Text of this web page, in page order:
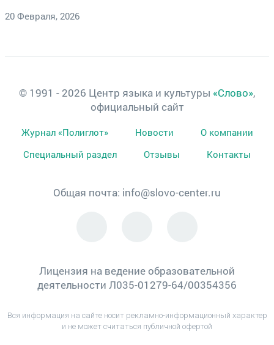
20 Февраля, 2026
© 1991 - 2026 Центр языка и культуры «Слово»,
официальный сайт
Журнал «Полиглот» Новости
О компании
Специальный раздел
Отзывы Контакты
Общая почта: info@slovo-center.ru
Лицензия на ведение образовательной
деятельности Л035-01279-64/00354356
Вся информация на сайте носит рекламно-информационный характер
и не может считаться публичной офертой